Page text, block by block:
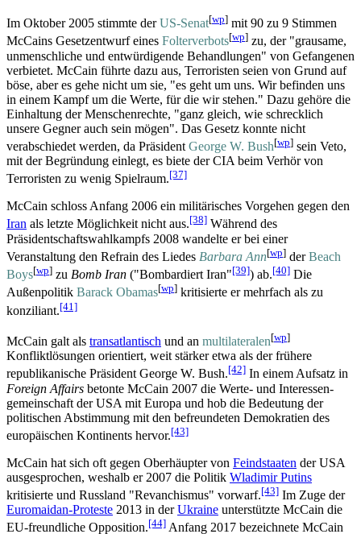
Im Oktober 2005 stimmte derUS-Senat[wp] mit 90 zu 9 Stimmen
McCains Gesetzentwurf eines Folterverbots[wp] zu, der "grausame,
unmenschliche und entwürdigende Behandlungen" von Gefangenen
verbietet. McCain führte dazu aus, Terroristen seien von Grund auf
böse, aber es gehe nicht um sie, "es geht um uns. Wir befinden uns
in einem Kampf um die Werte, für die wir stehen." Dazu gehöre die
Einhaltung der Menschenrechte, "ganz gleich, wie schrecklich
unsere Gegner auch sein mögen". Das Gesetz konnte nicht
verabschiedet werden, da Präsident George W. Bush[wp] sein Veto,
mit der Begründung einlegt, es biete der CIA beim Verhör von
Terroristen zu wenig Spielraum.[37]
McCain schloss Anfang 2006 ein militärisches Vorgehen gegen den
Iran als letzte Möglichkeit nicht aus.[38] Während des
Präsidentschaftswahlkampfs 2008 wandelte er bei einer
Veranstaltung den Refrain des Liedes Barbara Ann[wp] derBeach
Boys[wp] zu Bomb Iran ("Bombardiert Iran"[39]) ab.[40] Die
Außenpolitik Barack Obamas[wp] kritisierte er mehrfach als zu
konziliant.[41]
McCain galt als transatlantisch und an multilateralen[wp]
Konfliktlösungen orientiert, weit stärker etwa als der frühere
republikanische Präsident George W. Bush.[42] In einem Aufsatz in
Foreign Affairs betonte McCain 2007 die Werte- und Interessen­
gemeinschaft der USA mit Europa und hob die Bedeutung der
politischen Abstimmung mit den befreundeten Demokratien des
europäischen Kontinents hervor.[43]
McCain hat sich oft gegen Oberhäupter von Feindstaaten der USA
ausgesprochen, weshalb er 2007 die Politik Wladimir Putins
kritisierte und Russland "Revanchismus" vorwarf.[43] Im Zuge der
Euromaidan-Proteste 2013 in derUkraine unterstützte McCain die
EU-freundliche Opposition.[44] Anfang 2017 bezeichnete McCain